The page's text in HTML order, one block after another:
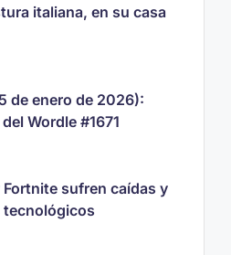
italiana, en su casa
de enero de 2026):
Wordle #1671
sufren caídas y
tecnológicos